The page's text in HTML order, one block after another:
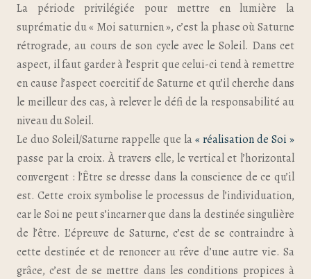
La période privilégiée pour mettre en lumière la
suprématie du « Moi saturnien », c’est la phase où Saturne
rétrograde, au cours de son cycle avec le Soleil. Dans cet
aspect, il faut garder à l’esprit que celui-ci tend à remettre
en cause l’aspect coercitif de Saturne et qu’il cherche dans
le meilleur des cas, à relever le défi de la responsabilité au
niveau du Soleil.
Le duo Soleil/Saturne rappelle que la« réalisation de Soi »
passe par la croix. À travers elle, le vertical et l’horizontal
convergent : l’Être se dresse dans la conscience de ce qu’il
est. Cette croix symbolise le processus de l’individuation,
car le Soi ne peut s’incarner que dans la destinée singulière
de l’être. L’épreuve de Saturne, c’est de se contraindre à
cette destinée et de renoncer au rêve d’une autre vie. Sa
grâce, c’est de se mettre dans les conditions propices à